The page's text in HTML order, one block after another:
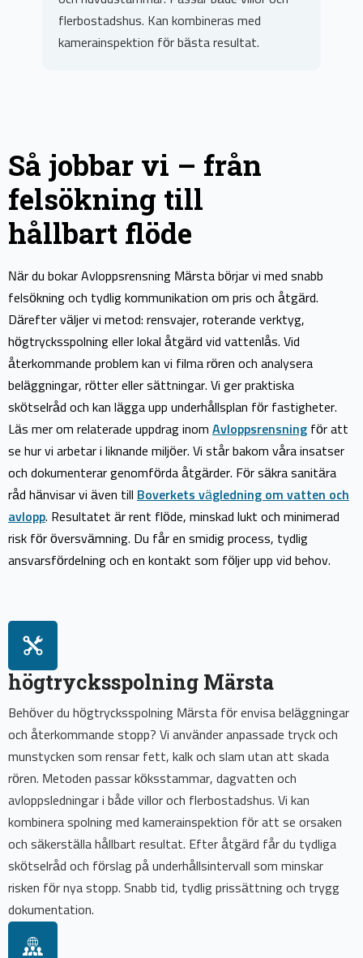
som förebygger nya stopp och optimerar
underhållet.
Så jobbar vi – från
felsökning till
hållbart flöde
När du bokar Avloppsrensning Märsta börjar vi med snabb
felsökning och tydlig kommunikation om pris och åtgärd.
Därefter väljer vi metod: rensvajer, roterande verktyg,
högtrycksspolning eller lokal åtgärd vid vattenlås. Vid
återkommande problem kan vi filma rören och analysera
beläggningar, rötter eller sättningar. Vi ger praktiska
skötselråd och kan lägga upp underhållsplan för fastigheter.
Läs mer om relaterade uppdrag inom Avloppsrensning för att
se hur vi arbetar i liknande miljöer. Vi står bakom våra insatser
och dokumenterar genomförda åtgärder. För säkra sanitära
råd hänvisar vi även till
Boverkets vägledning om vatten och
avlopp. Resultatet är rent flöde, minskad lukt och minimerad
risk för översvämning. Du får en smidig process, tydlig
ansvarsfördelning och en kontakt som följer upp vid behov.
högtrycksspolning Märsta
Behöver du högtrycksspolning Märsta för envisa beläggningar
och återkommande stopp? Vi använder anpassade tryck och
munstycken som rensar fett, kalk och slam utan att skada
rören. Metoden passar köksstammar, dagvatten och
avloppsledningar i både villor och flerbostadshus. Vi kan
kombinera spolning med kamerainspektion för att se orsaken
och säkerställa hållbart resultat. Efter åtgärd får du tydliga
skötselråd och förslag på underhållsintervall som minskar
risken för nya stopp. Snabb tid, tydlig prissättning och trygg
dokumentation.